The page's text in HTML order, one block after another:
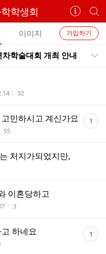
학생회
카
페
정
보
보
기
개
별
카
페
검
가입하기
이미지
학술대회 개최 안내
간 조회수
32
민하시고 계신가요
조회수
55
댓
글 1
처지가되었지만,
이혼당하고
조회수
3
하네요
회수
댓
글 1